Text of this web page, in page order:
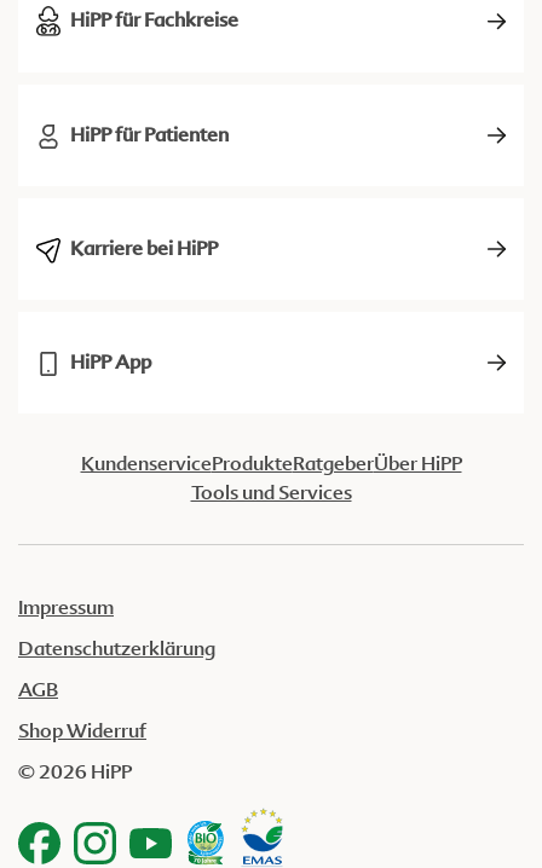
HiPP für Fachkreise
HiPP für Patienten
Karriere bei HiPP
HiPP App
KundenserviceProdukteRatgeberÜber HiPP
Tools und Services
Impressum
Datenschutzerklärung
AGB
Shop Widerruf
© 2026 HiPP